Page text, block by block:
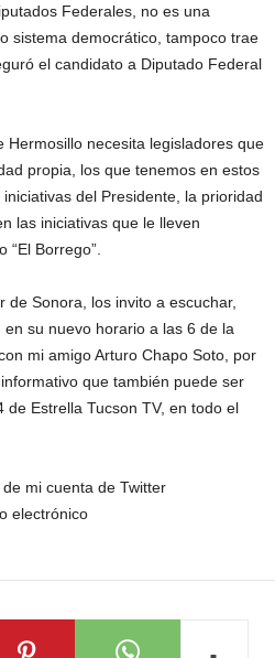
Federales, no es una
sistema democrático, tampoco trae
el candidato a Diputado Federal
Hermosillo necesita legisladores que
propia, los que tenemos en estos
del Presidente, la prioridad
las iniciativas que le lleven
Borrego”.
de Sonora, los invito a escuchar,
en su nuevo horario a las 6 de la
mi amigo Arturo Chapo Soto, por
que también puede ser
Estrella Tucson TV, en todo el
mi cuenta de Twitter
electrónico